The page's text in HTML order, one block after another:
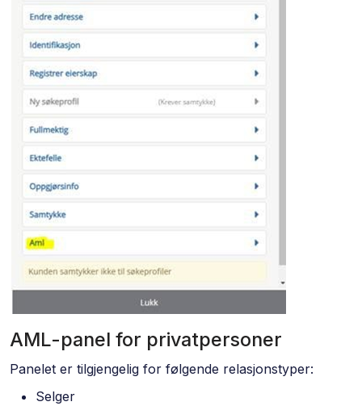
AML-panel for privatpersoner
Panelet er tilgjengelig for følgende relasjonstyper:
Selger